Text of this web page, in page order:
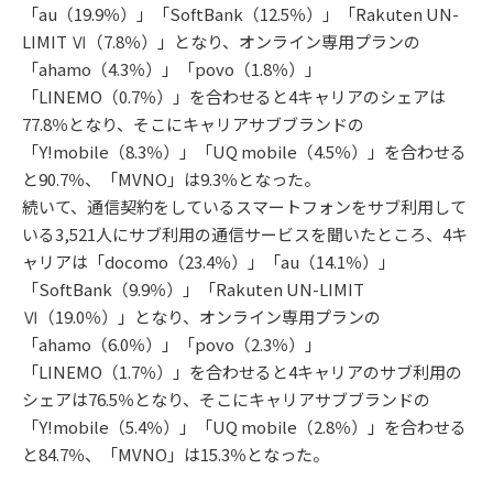
「au（19.9％）」「SoftBank（12.5％）」「Rakuten UN-
LIMIT Ⅵ（7.8％）」となり、オンライン専用プランの
「ahamo（4.3％）」「povo（1.8％）」
「LINEMO（0.7％）」を合わせると4キャリアのシェアは
77.8％となり、そこにキャリアサブブランドの
「Y!mobile（8.3％）」「UQ mobile（4.5％）」を合わせる
と90.7％、「MVNO」は9.3％となった。
続いて、通信契約をしているスマートフォンをサブ利用して
いる3,521人にサブ利用の通信サービスを聞いたところ、4キ
ャリアは「docomo（23.4％）」「au（14.1％）」
「SoftBank（9.9％）」「Rakuten UN-LIMIT
Ⅵ（19.0％）」となり、オンライン専用プランの
「ahamo（6.0％）」「povo（2.3％）」
「LINEMO（1.7％）」を合わせると4キャリアのサブ利用の
シェアは76.5％となり、そこにキャリアサブブランドの
「Y!mobile（5.4％）」「UQ mobile（2.8％）」を合わせる
と84.7％、「MVNO」は15.3％となった。